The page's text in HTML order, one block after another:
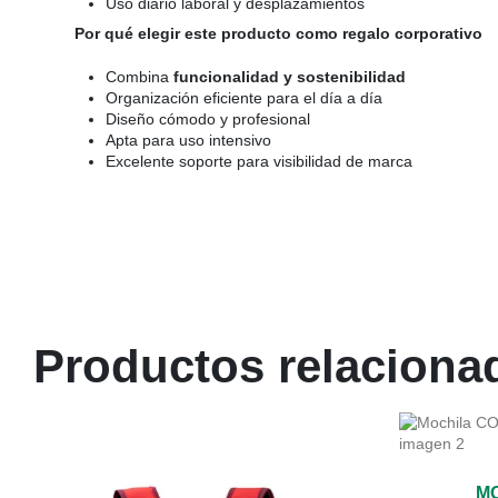
Por qué elegir este producto como regalo corporativo
Combina funcionalidad y sostenibilidad
Organización eficiente para el día a día
Diseño cómodo y profesional
Apta para uso intensivo
Excelente soporte para visibilidad de marca
Productos